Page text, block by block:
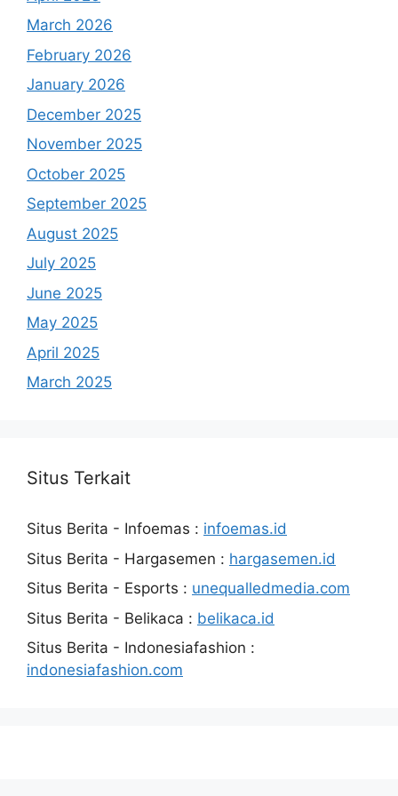
March 2026
February 2026
January 2026
December 2025
November 2025
October 2025
September 2025
August 2025
July 2025
June 2025
May 2025
April 2025
March 2025
Situs Terkait
Situs Berita - Infoemas : infoemas.id
Situs Berita - Hargasemen : hargasemen.id
Situs Berita - Esports : unequalledmedia.com
Situs Berita - Belikaca : belikaca.id
Situs Berita - Indonesiafashion :
indonesiafashion.com